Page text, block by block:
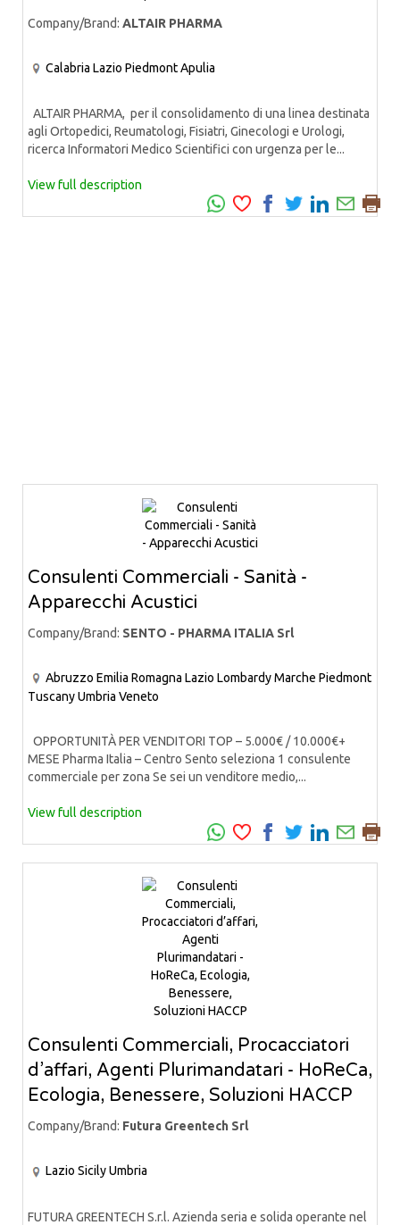
Company/Brand: ALTAIR PHARMA
Calabria Lazio PiedmontApulia
ALTAIR PHARMA, per il consolidamento di una linea destinata
agli Ortopedici, Reumatologi, Fisiatri, Ginecologi e Urologi,
ricerca Informatori Medico Scientifici con urgenza per le...
View full description
Consulenti Commerciali - Sanità -
Apparecchi Acustici
Company/Brand: SENTO - PHARMA ITALIA Srl
Abruzzo Emilia Romagna Lazio LombardyMarche Piedmont
TuscanyUmbria Veneto
OPPORTUNITÀ PER VENDITORI TOP – 5.000€ / 10.000€+
MESE Pharma Italia – Centro Sento seleziona 1 consulente
commerciale per zona Se sei un venditore medio,...
View full description
Consulenti Commerciali, Procacciatori
d’affari, Agenti Plurimandatari - HoReCa,
Ecologia, Benessere, Soluzioni HACCP
Company/Brand: Futura Greentech Srl
Lazio SicilyUmbria
FUTURA GREENTECH S.r.l. Azienda seria e solida operante nel